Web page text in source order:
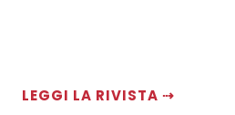
LEGGI LA RIVISTA ⇢